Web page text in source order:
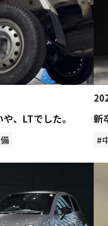
、LTでした。 新
#